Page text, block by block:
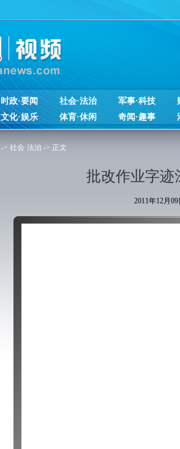
时政·要闻 社会·法治 军事·科技
文化·娱乐
体育·休闲 奇闻·趣事
-> 社会·法治 -> 正文
批改作业字迹
2011年12月